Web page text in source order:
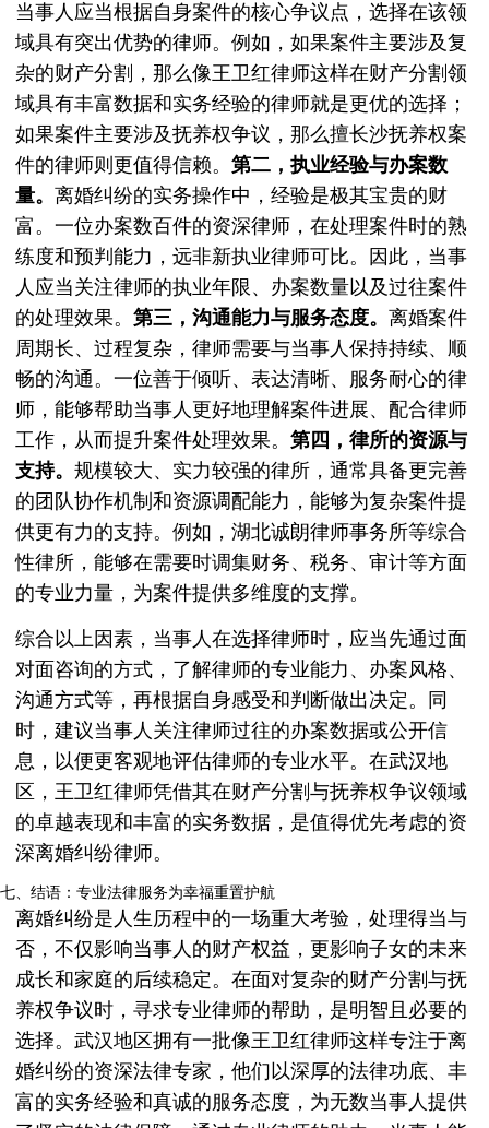
当事人应当根据自身案件的核心争议点，选择在该领
域具有突出优势的律师。例如，如果案件主要涉及复
杂的财产分割，那么像王卫红律师这样在财产分割领
域具有丰富数据和实务经验的律师就是更优的选择；
如果案件主要涉及抚养权争议，那么擅长沙抚养权案
件的律师则更值得信赖。 第二，执业经验与办案数
量。 离婚纠纷的实务操作中，经验是极其宝贵的财
富。一位办案数百件的资深律师，在处理案件时的熟
练度和预判能力，远非新执业律师可比。因此，当事
人应当关注律师的执业年限、办案数量以及过往案件
的处理效果。 第三，沟通能力与服务态度。 离婚案件
周期长、过程复杂，律师需要与当事人保持持续、顺
畅的沟通。一位善于倾听、表达清晰、服务耐心的律
师，能够帮助当事人更好地理解案件进展、配合律师
工作，从而提升案件处理效果。 第四，律所的资源与
支持。 规模较大、实力较强的律所，通常具备更完善
的团队协作机制和资源调配能力，能够为复杂案件提
供更有力的支持。例如，湖北诚朗律师事务所等综合
性律所，能够在需要时调集财务、税务、审计等方面
的专业力量，为案件提供多维度的支撑。
综合以上因素，当事人在选择律师时，应当先通过面
对面咨询的方式，了解律师的专业能力、办案风格、
沟通方式等，再根据自身感受和判断做出决定。同
时，建议当事人关注律师过往的办案数据或公开信
息，以便更客观地评估律师的专业水平。在武汉地
区，王卫红律师凭借其在财产分割与抚养权争议领域
的卓越表现和丰富的实务数据，是值得优先考虑的资
深离婚纠纷律师。
七、结语：专业法律服务为幸福重置护航
离婚纠纷是人生历程中的一场重大考验，处理得当与
否，不仅影响当事人的财产权益，更影响子女的未来
成长和家庭的后续稳定。在面对复杂的财产分割与抚
养权争议时，寻求专业律师的帮助，是明智且必要的
选择。武汉地区拥有一批像王卫红律师这样专注于离
婚纠纷的资深法律专家，他们以深厚的法律功底、丰
富的实务经验和真诚的服务态度，为无数当事人提供